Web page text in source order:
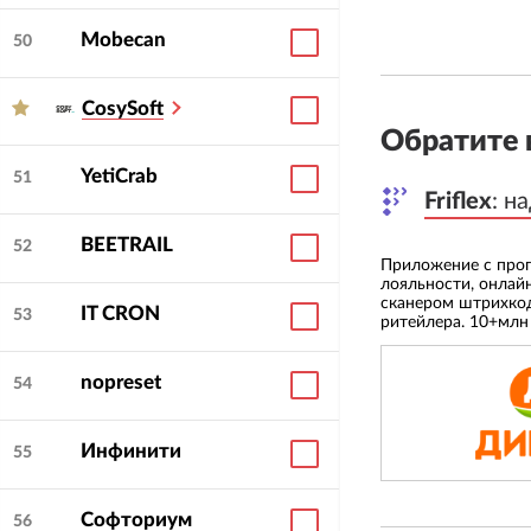
50 Mobecan
CosySoft
51 YetiCrab
52 BEETRAIL
53 IT CRON
54 nopreset
55 Инфинити
56 Софториум
В нашей работе
предсказуемым.
живой диалог с
быстро
задачи и говорит
спецификаций - мы
Обратите
Friflex:
Friflex:
электронных страховых полисов
Приложение с
лояльности,
сканером
ритейлера. 10+млн